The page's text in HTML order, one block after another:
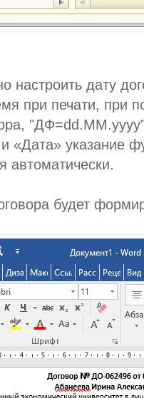
настроить дату
при печати, при
указание
автоматически.
будет